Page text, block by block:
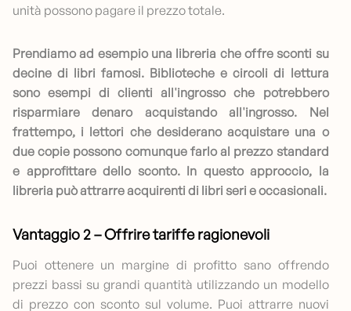
unità possono pagare il prezzo totale.
Prendiamo ad esempio una libreria che offre sconti su
decine di libri famosi. Biblioteche e circoli di lettura
sono esempi di clienti all'ingrosso che potrebbero
risparmiare denaro acquistando all'ingrosso. Nel
frattempo, i lettori che desiderano acquistare una o
due copie possono comunque farlo al prezzo standard
e approfittare dello sconto. In questo approccio, la
libreria può attrarre acquirenti di libri seri e occasionali.
Vantaggio 2 – Offrire tariffe ragionevoli
Puoi ottenere un margine di profitto sano offrendo
prezzi bassi su grandi quantità utilizzando un modello
di prezzo con sconto sul volume. Puoi attrarre nuovi